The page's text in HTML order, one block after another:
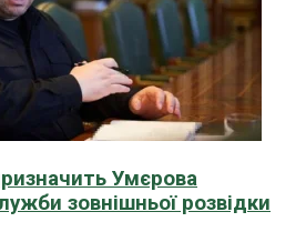
Умєрова
зовнішньої розвідки